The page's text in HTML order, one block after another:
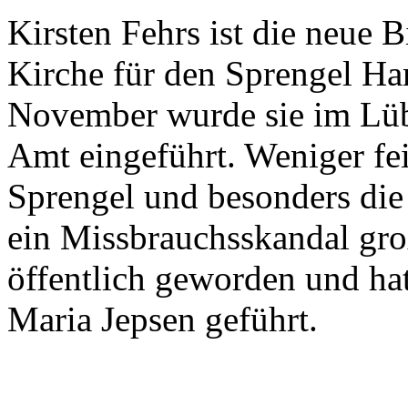
Kirsten Fehrs ist die neue
Kirche für den Sprengel
November wurde sie im
Amt eingeführt. Weniger
Sprengel und besonders
ein Missbrauchsskandal
öffentlich geworden und
Maria Jepsen geführt.